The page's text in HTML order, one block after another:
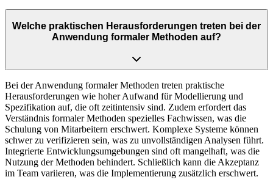
Welche praktischen Herausforderungen treten bei der
Anwendung formaler Methoden auf?
Bei der Anwendung formaler Methoden treten praktische
Herausforderungen wie hoher Aufwand für Modellierung und
Spezifikation auf, die oft zeitintensiv sind. Zudem erfordert das
Verständnis formaler Methoden spezielles Fachwissen, was die
Schulung von Mitarbeitern erschwert. Komplexe Systeme können
schwer zu verifizieren sein, was zu unvollständigen Analysen führt.
Integrierte Entwicklungsumgebungen sind oft mangelhaft, was die
Nutzung der Methoden behindert. Schließlich kann die Akzeptanz
im Team variieren, was die Implementierung zusätzlich erschwert.